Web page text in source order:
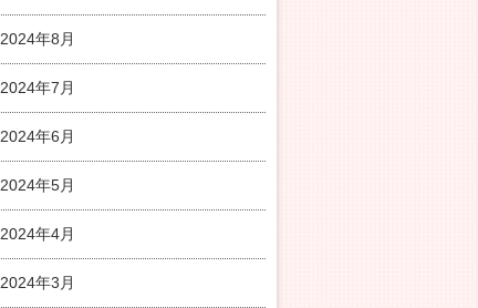
2024年8月
2024年7月
2024年6月
2024年5月
2024年4月
2024年3月